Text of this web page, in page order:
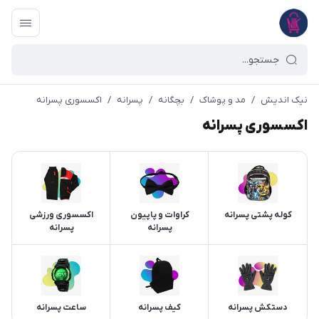
نیک اندیش / مد و پوشاک / بچگانه / پسرانه / اکسسوری پسرانه
اکسسوری پسرانه
کوله پشتی پسرانه
کراوات و پاپیون
پسرانه
اکسسوری ورزشی
پسرانه
دستکش پسرانه کیف پسرانه ساعت پسرانه